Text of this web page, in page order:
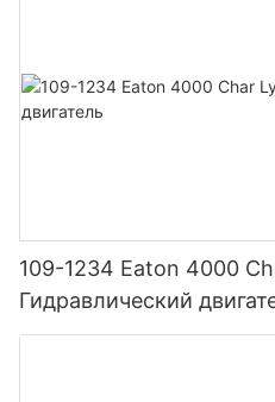
109-1234 Eaton 4000
Гидравлический